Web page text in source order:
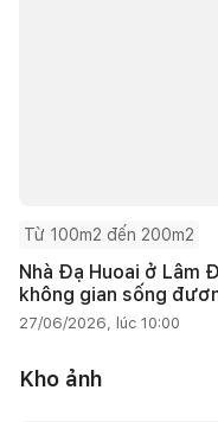
Từ 100m2 đến 200m2
Nhà Đạ Huoai ở Lâm
không gian sống
27/06/2026, lúc 10:00
Kho ảnh